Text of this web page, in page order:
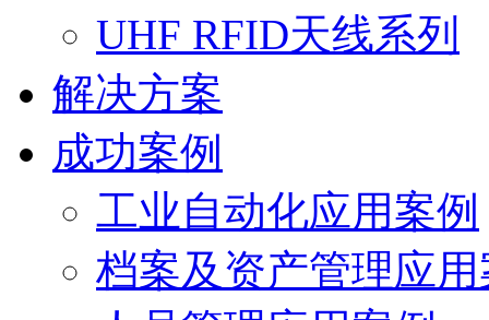
UHF RFID天线系列
解决方案
成功案例
工业自动化应用案例
档案及资产管理应